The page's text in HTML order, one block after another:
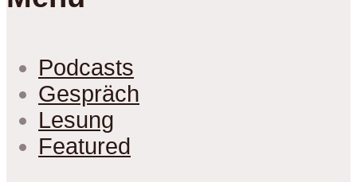
Podcasts
Gespräch
Lesung
Featured